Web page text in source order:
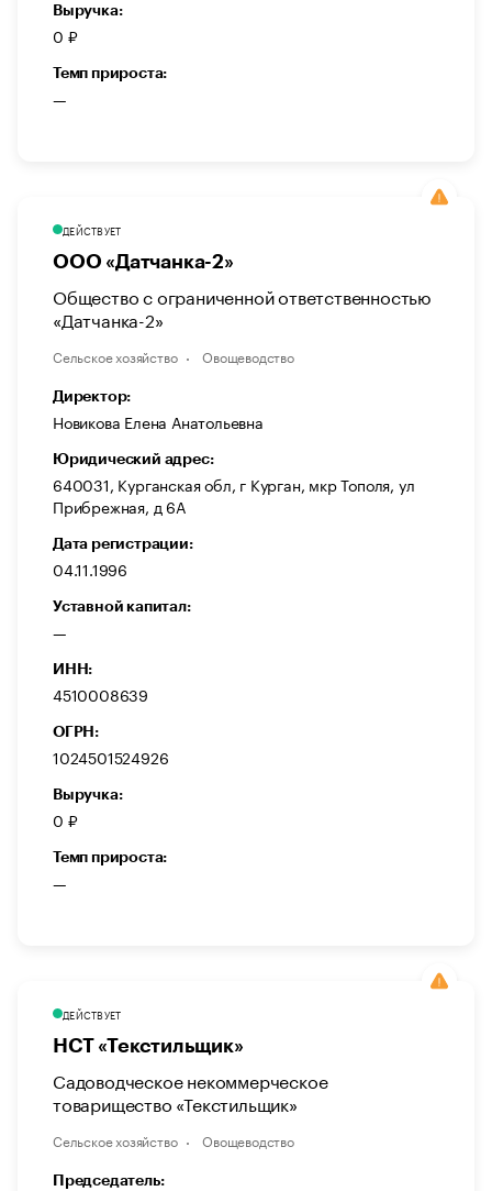
Выручка:
0 ₽
Темп прироста:
—
ДЕЙСТВУЕТ
ООО «Датчанка-2»
Общество с ограниченной ответственностью
«Датчанка-2»
Сельское хозяйство Овощеводство
Директор:
Новикова Елена Анатольевна
Юридический адрес:
640031, Курганская обл, г Курган, мкр Тополя, ул
Прибрежная, д 6А
Дата регистрации:
04.11.1996
Уставной капитал:
—
ИНН:
4510008639
ОГРН:
1024501524926
Выручка:
0 ₽
Темп прироста:
—
ДЕЙСТВУЕТ
НСТ «Текстильщик»
Садоводческое некоммерческое
товарищество «Текстильщик»
Сельское хозяйство Овощеводство
Председатель: